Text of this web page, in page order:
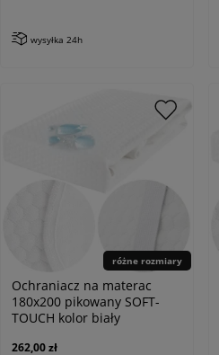
wysyłka 24h
różne rozmiary
Ochraniacz na materac
180x200 pikowany SOFT-
TOUCH kolor biały
262,00 zł